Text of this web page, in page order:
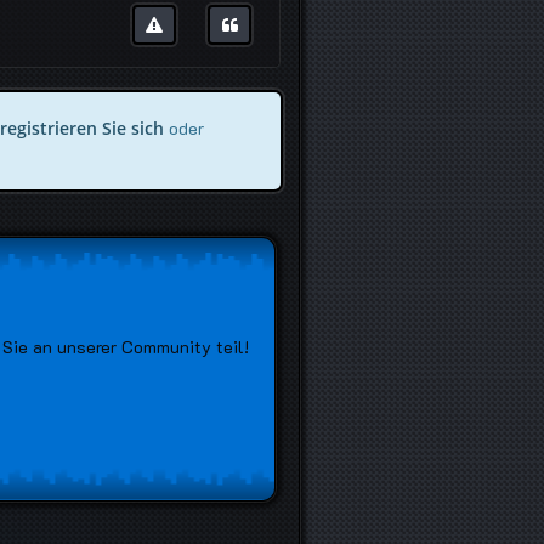
registrieren Sie sich oder
an unserer Community teil!